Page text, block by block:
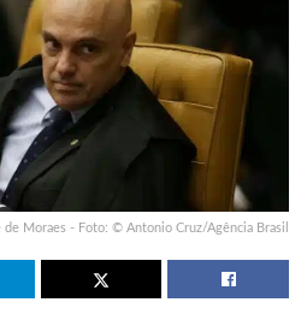
de Moraes - Foto: © Antonio Cruz/Agência Brasil